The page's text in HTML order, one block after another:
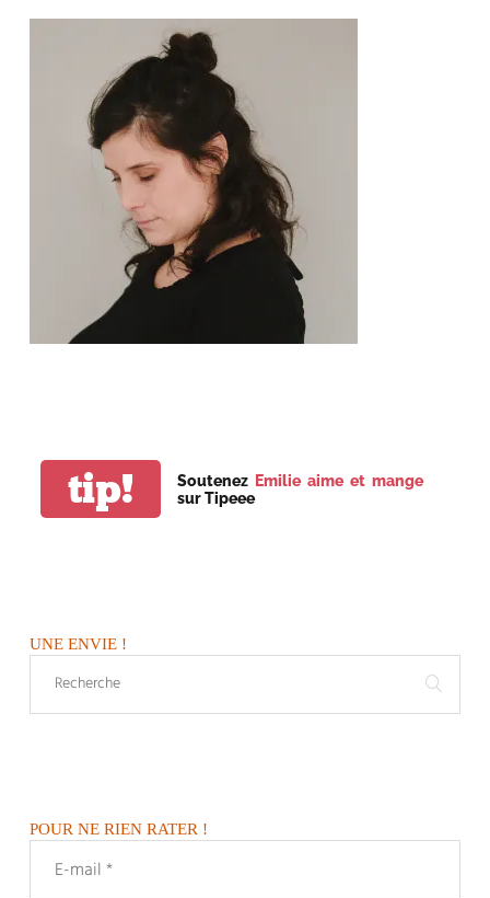
tip! Soutenez Emilie aime et mange
sur Tipeee
UNE ENVIE !
POUR NE RIEN RATER !